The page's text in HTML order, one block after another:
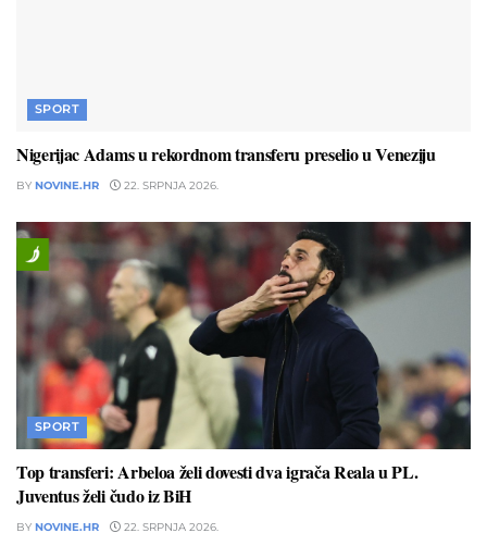
SPORT
Nigerijac Adams u rekordnom transferu preselio u Veneziju
BY NOVINE.HR 22. SRPNJA 2026.
SPORT
Top transferi: Arbeloa želi dovesti dva igrača Reala u PL.
Juventus želi čudo iz BiH
BY NOVINE.HR 22. SRPNJA 2026.